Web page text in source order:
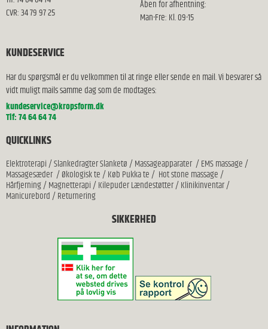
CVR: 34 79 97 25
Åben for afhentning:
Man-Fre: Kl. 09-15
KUNDESERVICE
Har du spørgsmål er du velkommen til at ringe eller sende en mail. Vi besvarer så
vidt muligt mails samme dag som de modtages:
kundeservice@kropsform.dk
Tlf: 74 64 64 74
QUICKLINKS
Elektroterapi/Slankedragter Slanketø/Massageapparater/EMS massage/
Massagesæder/Økologisk te/Køb Pukka te/ Hot stone massage/
Hårfjerning/Magnetterapi/Kilepuder Lændestøtter/Klinikinventar/
Manicurebord/Returnering
SIKKERHED